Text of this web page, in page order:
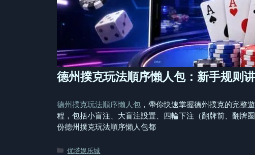
德州撲克玩法順序懶人包：新手规则
德州撲克玩法順序懶人包 ，帶你快速掌握德州撲克的完整
程，包括小盲注、大盲注設置、四輪下注（翻牌前、翻牌
份德州撲克玩法順序懶人包都
分
优塔娱乐城